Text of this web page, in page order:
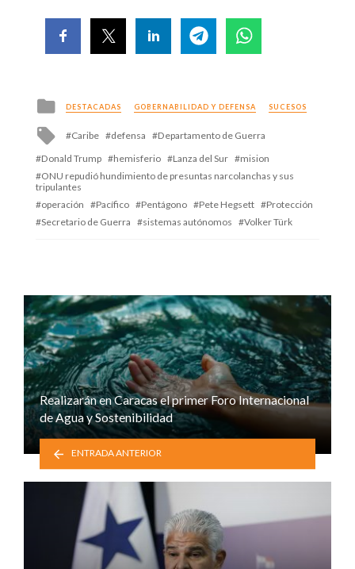
Posted
in
DESTACADAS GOBERNABILIDAD Y DEFENSA SUCESOS
Tagged
Caribe defensa
Departamento de Guerra
Donald Trump
hemisferio Lanza del Sur
mision
ONU repudió hundimiento de presuntas narcolanchas y sus
tripulantes
operación
Pacífico Pentágono Pete Hegsett
Protección
Secretario de Guerra
sistemas autónomos Volker Türk
Realizarán en Caracas el primer Foro Internacional
de Agua y Sostenibilidad
ENTRADA ANTERIOR